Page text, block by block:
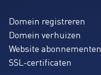
Domein registreren
Domein verhuizen
Website abonnementen
SSL-certificaten